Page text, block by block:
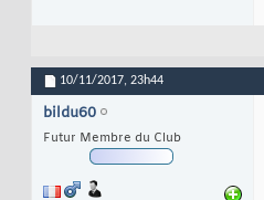
10/11/2017, 23h44
bildu60
Futur Membre du Club